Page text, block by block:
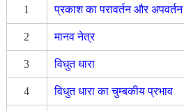
1 प्रकाश का परावर्तन और अपवर्तन
2 मानव नेत्र
3 विधुत धारा
4 विधुत धारा का चुम्बकीय प्रभाव